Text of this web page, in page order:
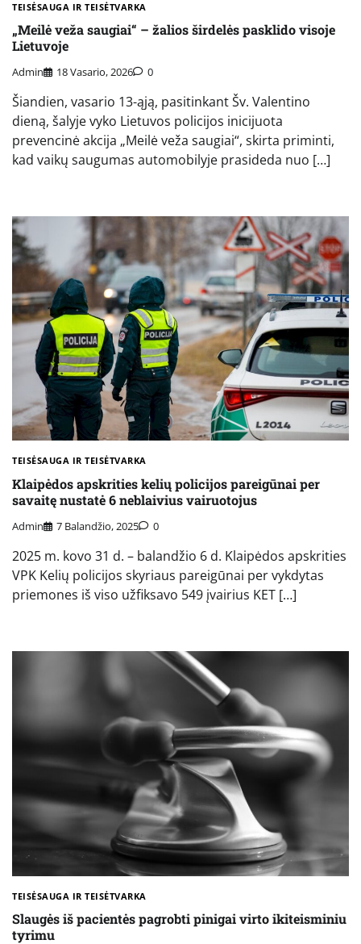
TEISĖSAUGA IR TEISĖTVARKA
„Meilė veža saugiai“ – žalios širdelės pasklido visoje
Lietuvoje
Admin 18 Vasario, 2026 0
Šiandien, vasario 13-ąją, pasitinkant Šv. Valentino
dieną, šalyje vyko Lietuvos policijos inicijuota
prevencinė akcija „Meilė veža saugiai“, skirta priminti,
kad vaikų saugumas automobilyje prasideda nuo […]
TEISĖSAUGA IR TEISĖTVARKA
Klaipėdos apskrities kelių policijos pareigūnai per
savaitę nustatė 6 neblaivius vairuotojus
Admin 7 Balandžio, 2025 0
2025 m. kovo 31 d. – balandžio 6 d. Klaipėdos apskrities
VPK Kelių policijos skyriaus pareigūnai per vykdytas
priemones iš viso užfiksavo 549 įvairius KET […]
TEISĖSAUGA IR TEISĖTVARKA
Slaugės iš pacientės pagrobti pinigai virto ikiteisminiu
tyrimu